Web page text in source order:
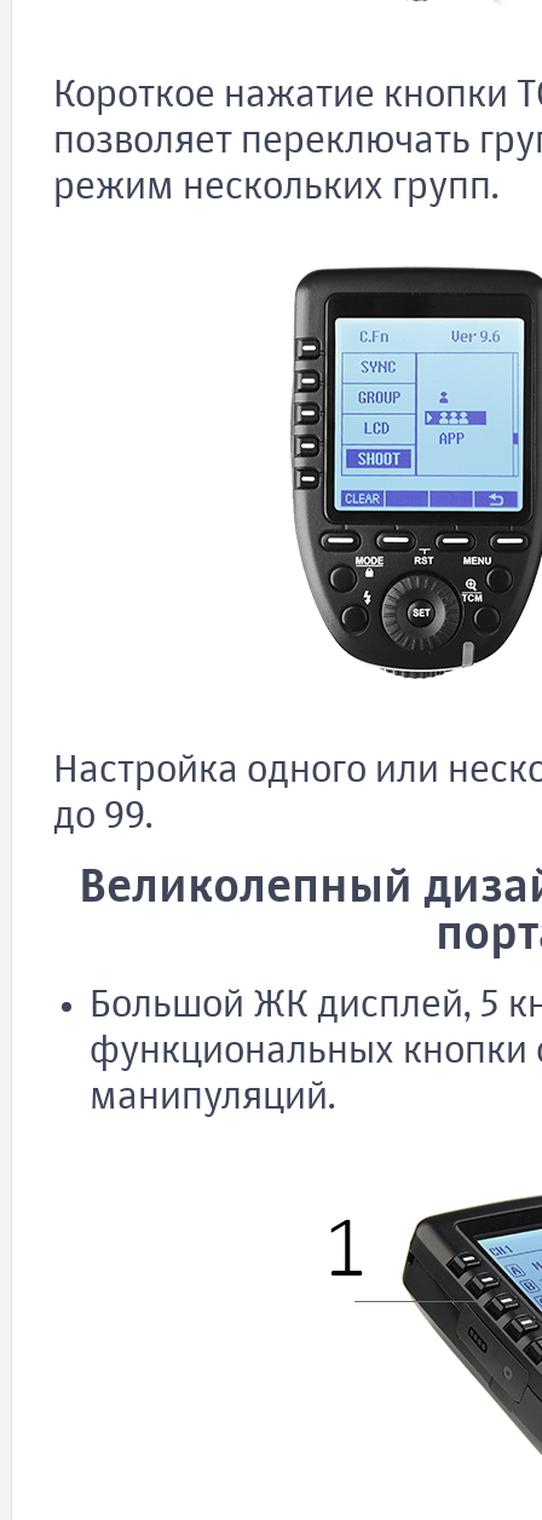
Короткое нажатие кнопки
позволяет переключать
режим нескольких групп.
Настройка одного или
до 99.
Великолепный
Большой ЖК дисплей, 5
функциональных кнопки
манипуляций.